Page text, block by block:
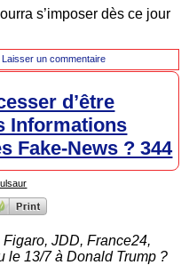
s’imposer dès ce jour
Laisser un commentaire
d’être
Informations
Fake-News ? 344
JDD, France24,
le 13/7 à Donald Trump ?